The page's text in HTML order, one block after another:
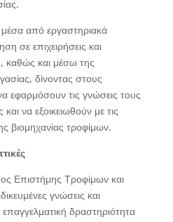
μέσα από εργαστηριακά
σε επιχειρήσεις και
καθώς και μέσω της
δίνοντας στους
εφαρμόσουν τις γνώσεις τους
να εξοικειωθούν με τις
βιομηχανίας τροφίμων.
Επιστήμης Τροφίμων και
γνώσεις και
δραστηριότητα